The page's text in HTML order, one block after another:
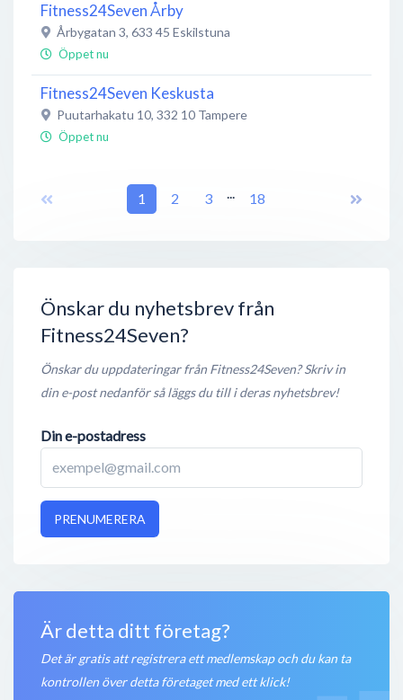
Önskar du nyhetsbrev från
Fitness24Seven?
Önskar du uppdateringar från Fitness24Seven? Skriv in
din e-post nedanför så läggs du till i deras nyhetsbrev!
Din e-postadress
PRENUMERERA
Fitness24Seven Årby
Årbygatan 3, 633 45 Eskilstuna
Öppet nu
Fitness24Seven Keskusta
Puutarhakatu 10, 332 10 Tampere
Öppet nu
Köpmangatan 10 572 30 Oskarshamn
Öppet nu
Fitness24Seven Rörsjöstaden
Henrik Smithsgatan 15A ,211 56 Malmö
Hopeatie 2,004 40Helsingfors
Öppet nu
Fitness24Seven Huvudsta
Storgatan 70,171 52
1 2 3 ... 18
Är detta ditt företag?
Det är gratis att registrera ett medlemskap och du kan ta
kontrollen över detta företaget med ett klick!